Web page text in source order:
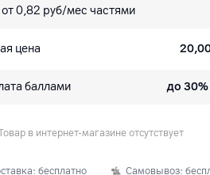
от 0,82 руб/мес частями
цена
баллами до 30%
в интернет-магазине отсутствует
бесплатно Самовывоз: